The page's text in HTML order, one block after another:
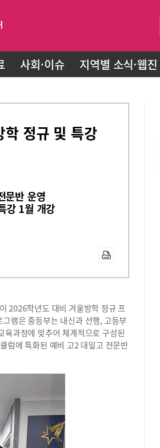
사회·이슈 지역별 소식·웹진
정규 및 특강
문반 운영
강 1월 개강
2026학년도 대비 겨울방학 정규 프
램은 중등부는 내신과 선행, 고등부
육과정에 맞추어 체계적으로 구성된
럼에 특화된 예비 고2 대일고 전문반